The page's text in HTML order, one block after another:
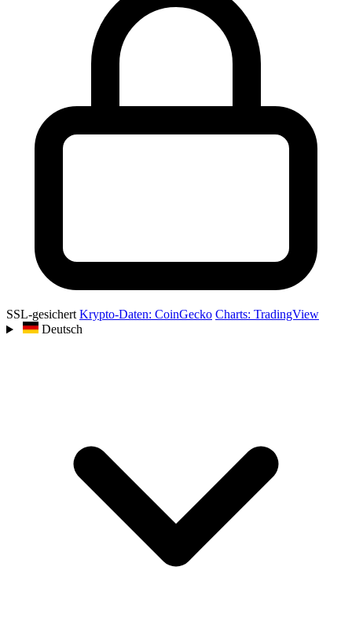
SSL-gesichert Krypto-Daten: CoinGecko Charts: TradingView
Deutsch